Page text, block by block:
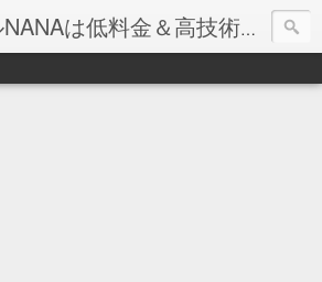
岐阜市のネイルNANAは低料金＆高技術のお店
です♪♪